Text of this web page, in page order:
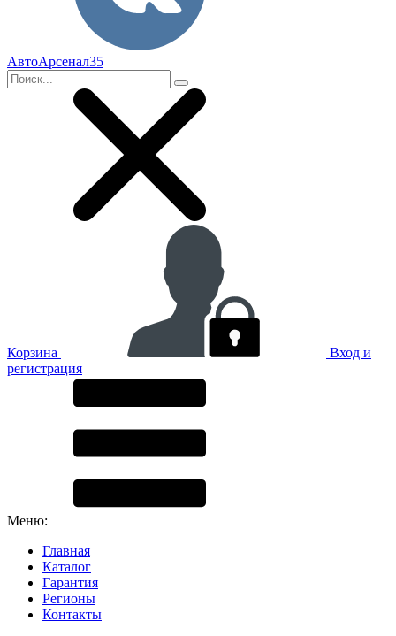
АвтоАрсенал35
Корзина
Вход и
регистрация
Меню:
Главная
Каталог
Гарантия
Регионы
Контакты